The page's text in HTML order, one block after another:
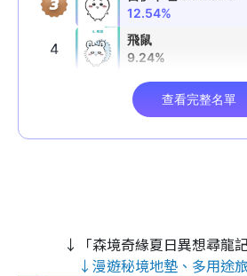
↓「森境奇緣夏日異想尋龍
↓漫遊秘境地墊、多用途